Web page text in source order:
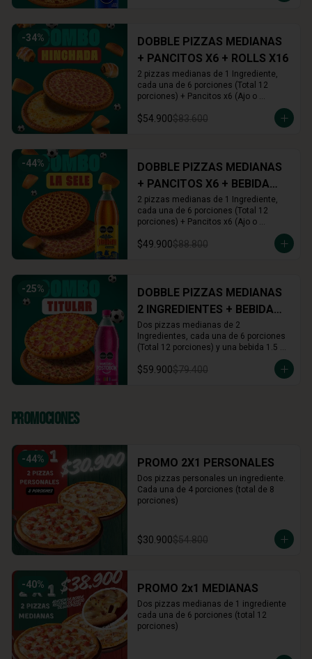
-34%
DOBBLE PIZZAS MEDIANAS
+ PANCITOS X6 + ROLLS X16
2 pizzas medianas de 1 Ingrediente,
cada una de 6 porciones (Total 12
porciones) + Pancitos x6 (Ajo o
Arequipe)
$54.900$83.600
-44%
DOBBLE PIZZAS MEDIANAS
+ PANCITOS X6 + BEBIDA
1.5L
2 pizzas medianas de 1 Ingrediente,
cada una de 6 porciones (Total 12
porciones) + Pancitos x6 (Ajo o
elección)
$49.900$88.800
-25%
DOBBLE PIZZAS MEDIANAS
2 INGREDIENTES + BEBIDA
1.5L
Dos pizzas medianas de 2
Ingredientes, cada una de 6 porciones
(Total 12 porciones) y una bebida 1.5
$59.900$79.400
Promociones
-44% PROMO 2X1 PERSONALES
Dos pizzas personales un ingrediente.
Cada una de 4 porciones (total de 8
porciones)
$30.900$54.800
-40% PROMO 2x1 MEDIANAS
Dos pizzas medianas de 1 ingrediente
cada una de 6 porciones (total 12
porciones)